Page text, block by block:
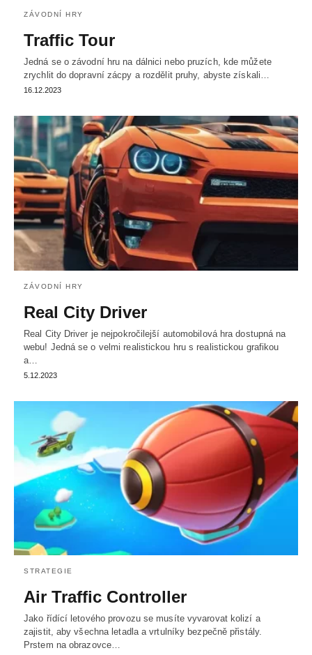
ZÁVODNÍ HRY
Traffic Tour
Jedná se o závodní hru na dálnici nebo pruzích, kde můžete
zrychlit do dopravní zácpy a rozdělit pruhy, abyste získali…
16.12.2023
ZÁVODNÍ HRY
Real City Driver
Real City Driver je nejpokročilejší automobilová hra dostupná na
webu! Jedná se o velmi realistickou hru s realistickou grafikou
a…
5.12.2023
STRATEGIE
Air Traffic Controller
Jako řídící letového provozu se musíte vyvarovat kolizí a
zajistit, aby všechna letadla a vrtulníky bezpečně přistály.
Prstem na obrazovce…